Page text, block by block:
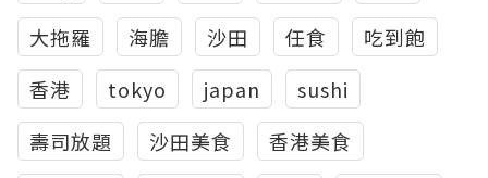
大拖羅
海膽 沙田 任食
吃到飽
香港
tokyo japan
sushi
壽司放題
沙田美食
香港美食